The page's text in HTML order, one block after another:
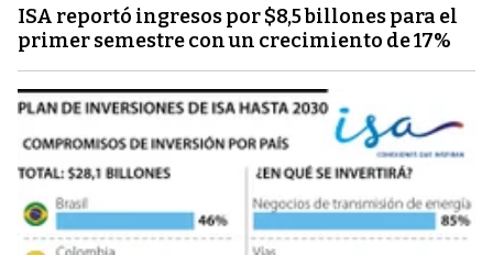
ISA reportó ingresos por $8,5 billones para el
primer semestre con un crecimiento de 17%